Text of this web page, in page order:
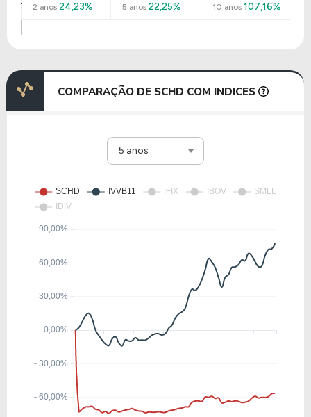
2 anos 24,23% 5 anos 22,25% 10 anos107,16%
COMPARAÇÃO DE SCHD COM INDICES
5 anos